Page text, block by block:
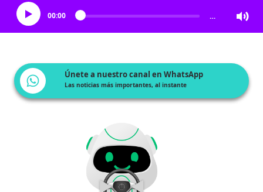
00:00 …
Únete a nuestro canal en WhatsApp
Las noticias más importantes, al instante